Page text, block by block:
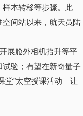
样本转移等步骤。此
间站以来，航天员陆
展舱外相机抬升等平
验；有望在新奇量子
堂”太空授课活动，让